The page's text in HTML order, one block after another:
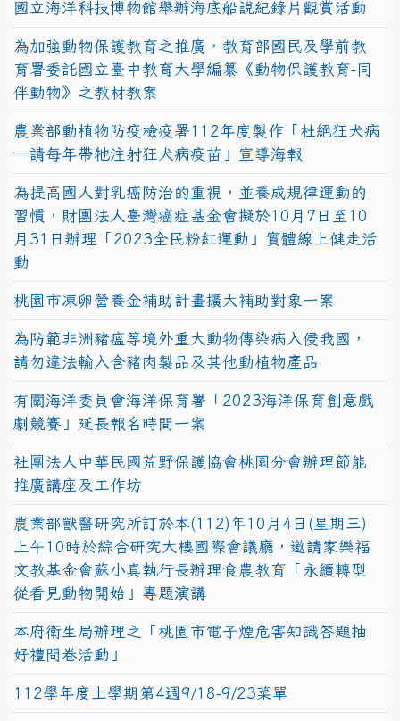
國立海洋科技博物館舉辦海底船說紀錄片觀賞活動
為加強動物保護教育之推廣，教育部國民及學前教
育署委託國立臺中教育大學編纂《動物保護教育-同
伴動物》之教材教案
農業部動植物防疫檢疫署112年度製作「杜絕狂犬病
—請每年帶牠注射狂犬病疫苗」宣導海報
為提高國人對乳癌防治的重視，並養成規律運動的
習慣，財團法人臺灣癌症基金會擬於10月7日至10
月31日辦理「2023全民粉紅運動」實體線上健走活
動
桃園市凍卵營養金補助計畫擴大補助對象一案
為防範非洲豬瘟等境外重大動物傳染病入侵我國，
請勿違法輸入含豬肉製品及其他動植物產品
有關海洋委員會海洋保育署「2023海洋保育創意戲
劇競賽」延長報名時間一案
社團法人中華民國荒野保護協會桃園分會辦理節能
推廣講座及工作坊
農業部獸醫研究所訂於本(112)年10月4日(星期三)
上午10時於綜合研究大樓國際會議廳，邀請家樂福
文教基金會蘇小真執行長辦理食農教育「永續轉型
從看見動物開始」專題演講
本府衛生局辦理之「桃園市電子煙危害知識答題抽
好禮問卷活動」
112學年度上學期第4週9/18-9/23菜單